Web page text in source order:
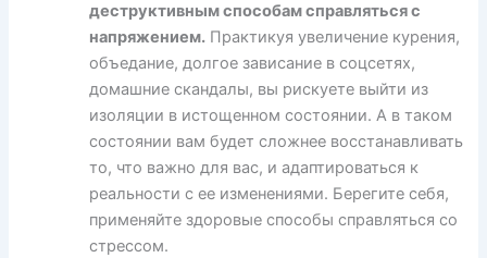
деструктивным способам справляться с
напряжением.Практикуя увеличение курения,
объедание, долгое зависание в соцсетях,
домашние скандалы, вы рискуете выйти из
изоляции в истощенном состоянии. А в таком
состоянии вам будет сложнее восстанавливать
то, что важно для вас, и адаптироваться к
реальности с ее изменениями. Берегите себя,
применяйте здоровые способы справляться со
стрессом.